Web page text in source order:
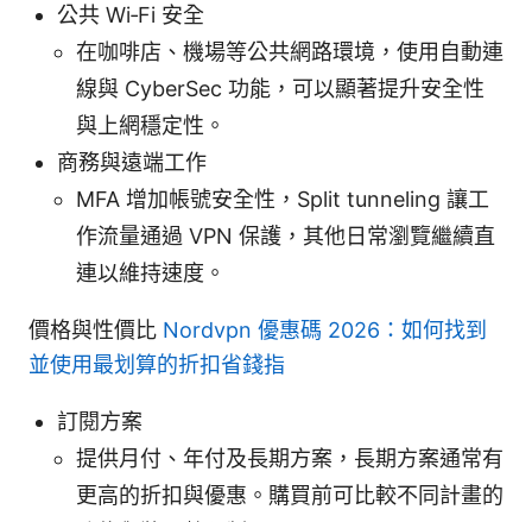
公共 Wi‑Fi 安全
在咖啡店、機場等公共網路環境，使用自動連
線與 CyberSec 功能，可以顯著提升安全性
與上網穩定性。
商務與遠端工作
MFA 增加帳號安全性，Split tunneling 讓工
作流量通過 VPN 保護，其他日常瀏覽繼續直
連以維持速度。
價格與性價比 Nordvpn 優惠碼 2026：如何找到
並使用最划算的折扣省錢指
訂閱方案
提供月付、年付及長期方案，長期方案通常有
更高的折扣與優惠。購買前可比較不同計畫的